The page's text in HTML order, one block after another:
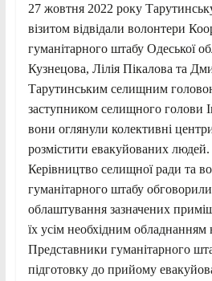
27 жовтня 2022 року
візитом відвідали волонтери
гуманітарного штабу Одеської
Кузнецова, Лілія Пікалова та
Тарутинським селищним
заступником селищного голови
вони оглянули колективні
розмістити евакуйованих людей.
Керівництво селищної ради та
гуманітарного штабу
облаштування зазначених
їх усім необхідним обладнанням
Представники гуманітарного
підготовку до прийому